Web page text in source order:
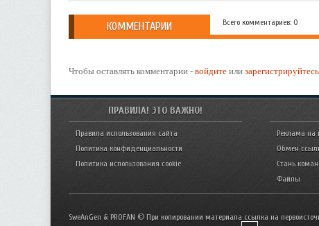
КОММЕНТАРИИ Всего комментариев: 0
Чтобы оставлять комментарии - войдите или зарегистрируйтесь
ПРАВИЛА! ЭТО ВАЖНО!
Правила использования сайта
Политика конфиденциальности
Политика использования cookie
Реклама на
Обмен
Стань
Файлы
SweAnGen & PROFAN © При копировании материала ссылка на